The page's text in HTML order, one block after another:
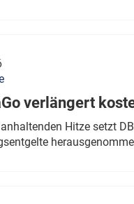
verlängert
Hitze setzt